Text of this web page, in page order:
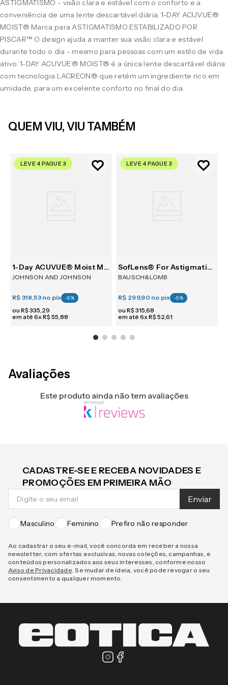
ASTIGMATISMO - visão clara e estável com o conforto e a
conveniência de uma lente descartável diária. 1-DAY ACUVUE®
MOIST® Marca para ASTIGMATISMO ESTABILIZADO POR
PISCAR™ O design ajuda a manter sua visão clara e estável
durante todo o dia - mesmo para pessoas com um estilo de vida
ativo. 1-DAY ACUVUE® MOIST® é a única lente descartável diária
com tecnologia LACREON® que retém um ingrediente rico em
umidade, para um excelente conforto no final do dia.
QUEM VIU, VIU TAMBÉM
LEVE 4 PAGUE 3
1-Day ACUVUE® Moist Multifocal 30
JOHNSON AND JOHNSON
R$ 318,53 no pix -5%
ou R$ 335,29
em até 6xR$ 55,88
LEVE 4 PAGUE 3
SofLens® For Astigmatism 6
BAUSCH&LOMB
R$ 299,90 no pix -5%
ou R$ 315,68
em até 6xR$ 52,61
Avaliações
Este produto ainda não tem avaliações
CADASTRE-SE E RECEBA NOVIDADES E
PROMOÇÕES EM PRIMEIRA MÃO
Enviar
Masculino Feminino Prefiro não responder
Ao cadastrar o seu e-mail, você concorda em receber a nossa
newsletter, com ofertas exclusivas, novas coleções, campanhas, e
conteúdos personalizados aos seus interesses, conforme nosso
Aviso de Privacidade . Se mudar de ideia, você pode revogar o seu
consentimento a qualquer momento.